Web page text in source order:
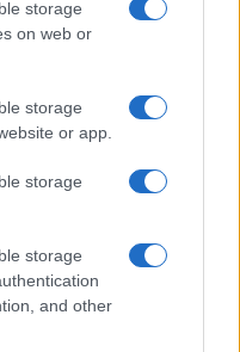
storage
on web or
storage
or app.
storage
storage
and other